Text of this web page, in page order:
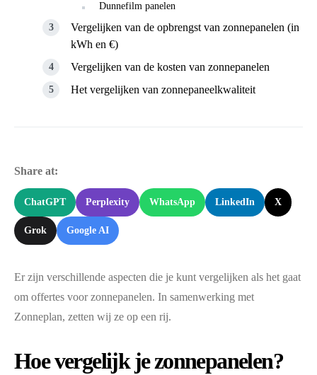
Dunnefilm panelen
Vergelijken van de opbrengst van zonnepanelen (in
kWh en €)
Vergelijken van de kosten van zonnepanelen
Het vergelijken van zonnepaneelkwaliteit
Share at:
ChatGPT Perplexity WhatsApp LinkedIn X
Grok Google AI
Er zijn verschillende aspecten die je kunt vergelijken als het gaat
om offertes voor zonnepanelen. In samenwerking met
Zonneplan, zetten wij ze op een rij.
Hoe vergelijk je zonnepanelen?